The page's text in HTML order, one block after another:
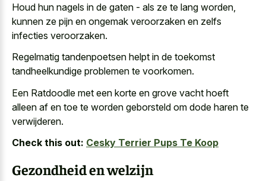
Houd hun nagels in de gaten - als ze te lang worden,
kunnen ze pijn en ongemak veroorzaken en zelfs
infecties veroorzaken.
Regelmatig tandenpoetsen helpt in de toekomst
tandheelkundige problemen te voorkomen.
Een Ratdoodle met een korte en grove vacht hoeft
alleen af en toe te worden geborsteld om dode haren te
verwijderen.
Check this out: Cesky Terrier Pups Te Koop
Gezondheid en welzijn